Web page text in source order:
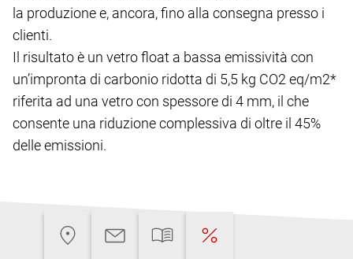
la produzione e, ancora, fino alla consegna presso i
clienti.
Il risultato è un vetro float a bassa emissività con
un’impronta di carbonio ridotta di 5,5 kg CO2 eq/m2*
riferita ad una vetro con spessore di 4 mm, il che
consente una riduzione complessiva di oltre il 45%
delle emissioni.